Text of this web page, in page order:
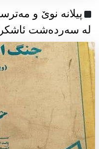
پیلانە نوێ و
لە سەردەشت